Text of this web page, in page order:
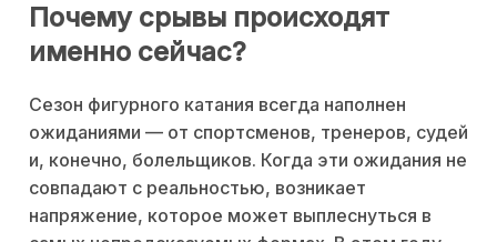
Почему срывы происходят
именно сейчас?
Сезон фигурного катания всегда наполнен
ожиданиями — от спортсменов, тренеров, судей
и, конечно, болельщиков. Когда эти ожидания не
совпадают с реальностью, возникает
напряжение, которое может выплеснуться в